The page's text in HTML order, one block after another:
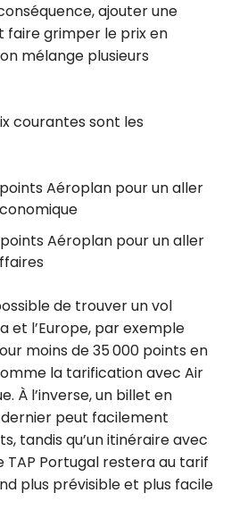
ajouter une
grimper le prix en
mélange plusieurs
courantes sont les
Aéroplan pour un aller
Aéroplan pour un aller
de trouver un vol
et l’Europe, par exemple
moins de 35 000 points en
la tarification avec Air
À l’inverse, un billet en
peut facilement
tandis qu’un itinéraire avec
Portugal restera au tarif
plus prévisible et plus facile